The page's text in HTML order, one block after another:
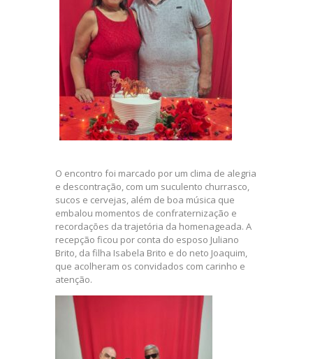
O encontro foi marcado por um clima de alegria
e descontração, com um suculento churrasco,
sucos e cervejas, além de boa música que
embalou momentos de confraternização e
recordações da trajetória da homenageada. A
recepção ficou por conta do esposo Juliano
Brito, da filha Isabela Brito e do neto Joaquim,
que acolheram os convidados com carinho e
atenção.